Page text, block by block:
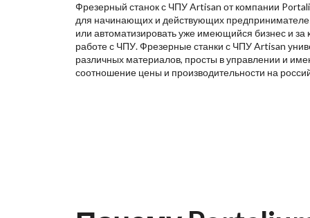
Фрезерный станок с ЧПУ Artisan от компании
для начинающих и действующих
или автоматизировать уже имеющийся бизнес и за
работе с ЧПУ. Фрезерные станки с ЧПУ Artisan
различных материалов, просты в управлении и
соотношение цены и производительности на